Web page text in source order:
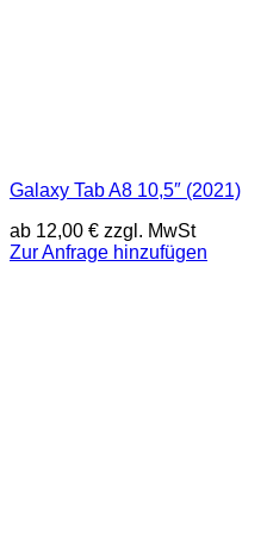
Galaxy Tab A8 10,5″ (2021)
ab 12,00 € zzgl. MwSt
Zur Anfrage hinzufügen